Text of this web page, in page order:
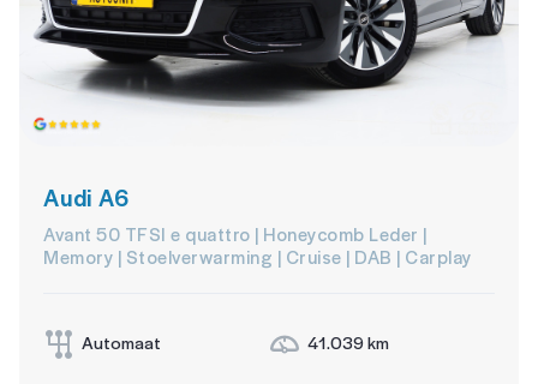
Audi A6
Avant 50 TFSI e quattro | Honeycomb Leder |
Memory | Stoelverwarming | Cruise | DAB | Carplay
Automaat 41.039 km